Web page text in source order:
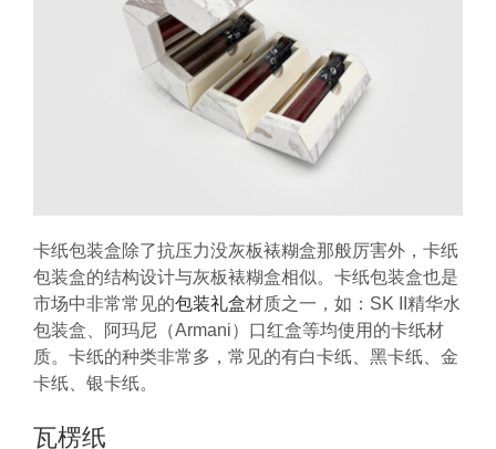
卡纸包装盒除了抗压力没灰板裱糊盒那般厉害外，卡纸
包装盒的结构设计与灰板裱糊盒相似。卡纸包装盒也是
市场中非常常见的包装礼盒材质之一，如：SK II精华水
包装盒、阿玛尼（Armani）口红盒等均使用的卡纸材
质。卡纸的种类非常多，常见的有白卡纸、黑卡纸、金
卡纸、银卡纸。
瓦楞纸